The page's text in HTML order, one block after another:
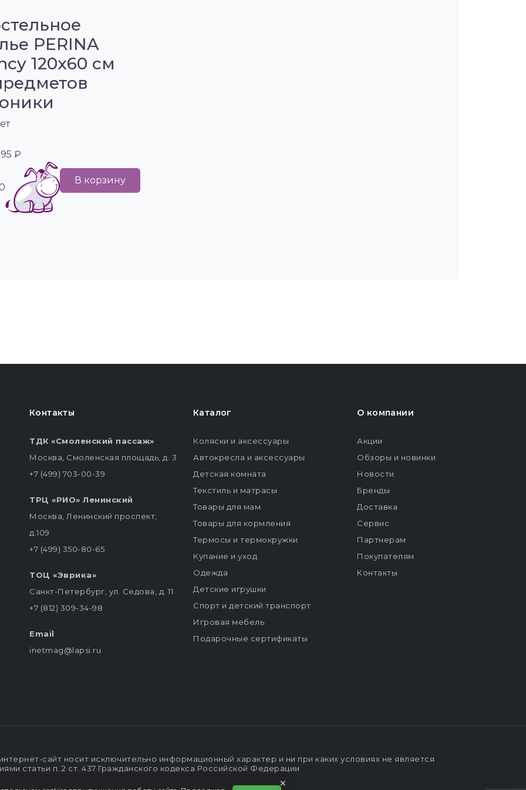
PERINA
120х60 см
₽
В корзину
Контакты
ТДК «Смоленский пассаж»
Москва, Смоленская площадь, д. 3
+7 (499) 703-00-39
ТРЦ «РИО» Ленинский
Москва, Ленинский проспект,
д.109
+7 (499) 350-80-65
ТОЦ «Эврика»
Санкт-Петербург, ул. Седова, д. 11
+7 (812) 309-34-98
Email
inetmag@lapsi.ru
Каталог
Коляски и аксессуары
Автокресла и аксессуары
Детская комната
Текстиль и матрасы
Товары для мам
Товары для кормления
Термосы и термокружки
Купание и уход
Одежда
Детские игрушки
Спорт и детский транспорт
Игровая мебель
Подарочные сертификаты
О компании
Акции
Обзоры и новинки
Новости
Бренды
Доставка
Сервис
Партнерам
Покупателям
Контакты
сайт носит исключительно информационный характер и ни при каких условиях не является
статьи п. 2 ст. 437 Гражданского кодекса Российской Федерации
×